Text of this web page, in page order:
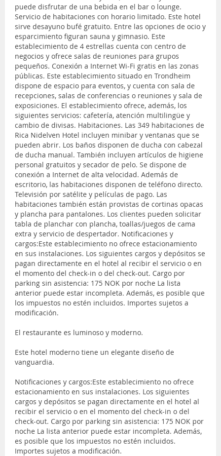
puede disfrutar de una bebida en el bar o lounge.
Servicio de habitaciones con horario limitado. Este hotel
sirve desayuno bufé gratuito. Entre las opciones de ocio y
esparcimiento figuran sauna y gimnasio. Este
establecimiento de 4 estrellas cuenta con centro de
negocios y ofrece salas de reuniones para grupos
pequeños. Conexión a Internet Wi-Fi gratis en las zonas
públicas. Este establecimiento situado en Trondheim
dispone de espacio para eventos, y cuenta con sala de
recepciones, salas de conferencias o reuniones y sala de
exposiciones. El establecimiento ofrece, además, los
siguientes servicios: cafetería, atención multilingüe y
cambio de divisas. Habitaciones. Las 349 habitaciones de
Rica Nidelven Hotel incluyen minibar y ventanas que se
pueden abrir. Los baños disponen de ducha con cabezal
de ducha manual. También incluyen artículos de higiene
personal gratuitos y secador de pelo. Se dispone de
conexión a Internet de alta velocidad. Además de
escritorio, las habitaciones disponen de teléfono directo.
Televisión por satélite y películas de pago. Las
habitaciones también están provistas de cortinas opacas
y plancha para pantalones. Los clientes pueden solicitar
tabla de planchar con plancha, toallas/juegos de cama
extra y servicio de despertador. Notificaciones y
cargos:Este establecimiento no ofrece estacionamiento
en sus instalaciones. Los siguientes cargos y depósitos se
pagan directamente en el hotel al recibir el servicio o en
el momento del check-in o del check-out. Cargo por
parking sin asistencia: 175 NOK por noche La lista
anterior puede estar incompleta. Además, es posible que
los impuestos no estén incluidos. Importes sujetos a
modificación.
El restaurante es luminoso y moderno.
Este hotel moderno tiene un elegante diseño de
vanguardia.
Notificaciones y cargos:Este establecimiento no ofrece
estacionamiento en sus instalaciones. Los siguientes
cargos y depósitos se pagan directamente en el hotel al
recibir el servicio o en el momento del check-in o del
check-out. Cargo por parking sin asistencia: 175 NOK por
noche La lista anterior puede estar incompleta. Además,
es posible que los impuestos no estén incluidos.
Importes sujetos a modificación.